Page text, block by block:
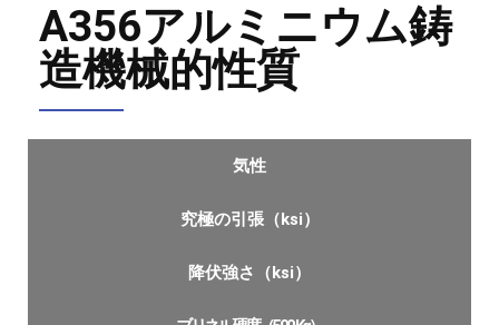
A356アルミニウム鋳
造機械的性質
気性
究極の引張（ksi）
降伏強さ（ksi）